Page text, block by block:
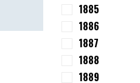
1885
1886
1887
1888
1889